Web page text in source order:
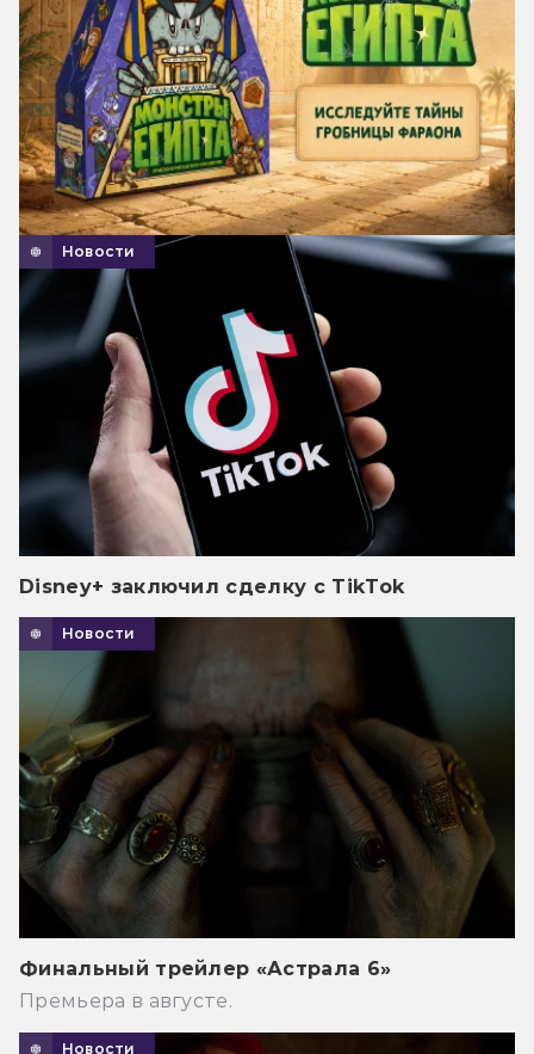
Новости
Disney+ заключил сделку с TikTok
Новости
Финальный трейлер «Астрала 6»
Премьера в августе.
Новости